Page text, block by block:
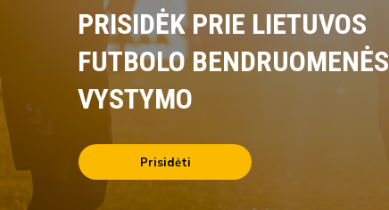
PRISIDĖK PRIE LIETUVOS
FUTBOLO BENDRUOMENĖS
VYSTYMO
Prisidėti